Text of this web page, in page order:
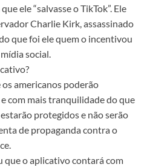
ele “salvasse o TikTok”. Ele
Charlie Kirk, assassinado
que foi ele quem o incentivou
social.
os americanos poderão
com mais tranquilidade do que
protegidos e não serão
de propaganda contra o
o aplicativo contará com